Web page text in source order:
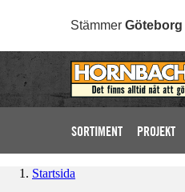
Stämmer Göteborg
SORTIMENT PROJEKT
Startsida